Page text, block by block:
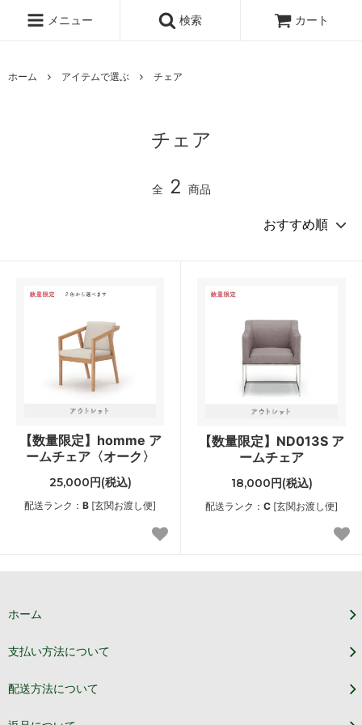
メニュー 検索 カート
ホーム アイテムで選ぶ チェア
チェア
全 2 商品
【数量限定】homme ア
ームチェア〈オーク〉
25,000円(税込)
配送ランク： B [玄関お渡し便]
【数量限定】ND013S ア
ームチェア
18,000円(税込)
配送ランク： C [玄関お渡し便]
ホーム
支払い方法について
配送方法について